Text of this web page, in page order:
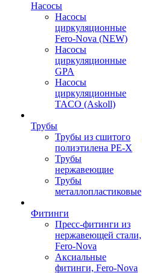
Насосы
Насосы
циркуляционные
Fero-Nova (NEW)
Насосы
циркуляционные
GPA
Насосы
циркуляционные
TACO (Askoll)
Трубы
Трубы из сшитого
полиэтилена PE-X
Трубы
нержавеющие
Трубы
металлопластиковые
Фитинги
Пресс-фитинги из
нержавеющей стали,
Fero-Nova
Аксиальные
фитинги, Fero-Nova